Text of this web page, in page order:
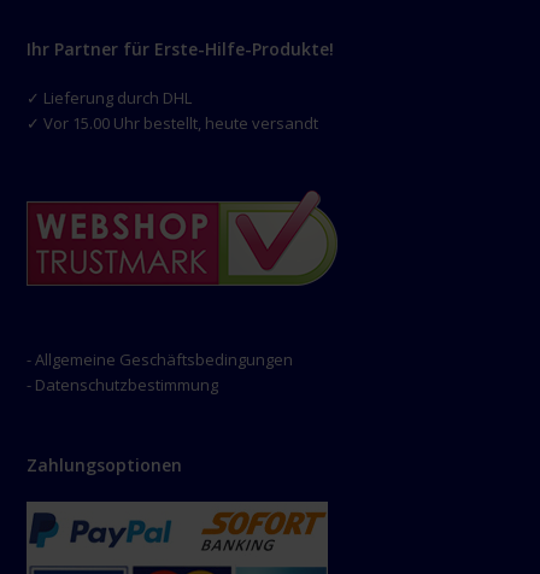
Ihr Partner für Erste-Hilfe-Produkte!
✓ Lieferung durch DHL
✓ Vor 15.00 Uhr bestellt, heute versandt
- Allgemeine Geschäftsbedingungen
- Datenschutzbestimmung
Zahlungsoptionen